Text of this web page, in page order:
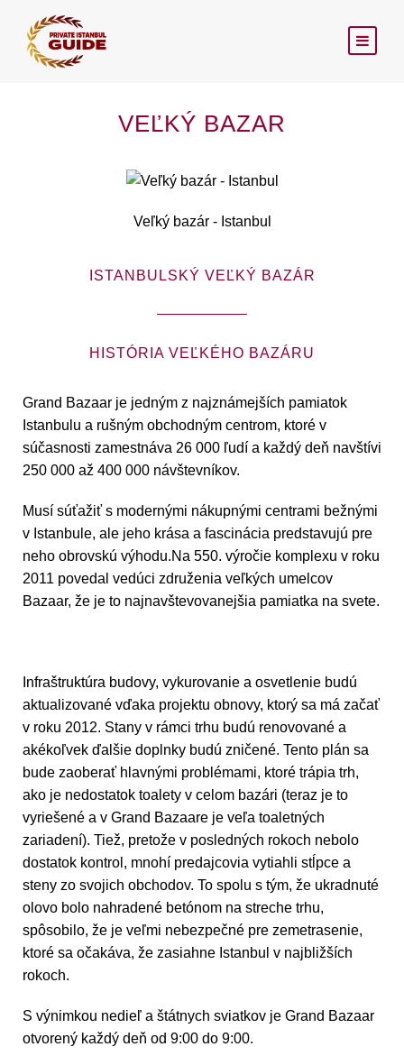
VEĽKÝ BAZAR
Veľký bazár - Istanbul
ISTANBULSKÝ VEĽKÝ BAZÁR
HISTÓRIA VEĽKÉHO BAZÁRU
Grand Bazaar je jedným z najznámejších pamiatok
Istanbulu a rušným obchodným centrom, ktoré v
súčasnosti zamestnáva 26 000 ľudí a každý deň navštívi
250 000 až 400 000 návštevníkov.
Musí súťažiť s modernými nákupnými centrami bežnými
v Istanbule, ale jeho krása a fascinácia predstavujú pre
neho obrovskú výhodu.Na 550. výročie komplexu v roku
2011 povedal vedúci združenia veľkých umelcov
Bazaar, že je to najnavštevovanejšia pamiatka na svete.
Infraštruktúra budovy, vykurovanie a osvetlenie budú
aktualizované vďaka projektu obnovy, ktorý sa má začať
v roku 2012. Stany v rámci trhu budú renovované a
akékoľvek ďalšie doplnky budú zničené. Tento plán sa
bude zaoberať hlavnými problémami, ktoré trápia trh,
ako je nedostatok toalety v celom bazári (teraz je to
vyriešené a v Grand Bazaare je veľa toaletných
zariadení). Tiež, pretože v posledných rokoch nebolo
dostatok kontrol, mnohí predajcovia vytiahli stĺpce a
steny zo svojich obchodov. To spolu s tým, že ukradnuté
olovo bolo nahradené betónom na streche trhu,
spôsobilo, že je veľmi nebezpečné pre zemetrasenie,
ktoré sa očakáva, že zasiahne Istanbul v najbližších
rokoch.
S výnimkou nedieľ a štátnych sviatkov je Grand Bazaar
otvorený každý deň od 9:00 do 9:00.